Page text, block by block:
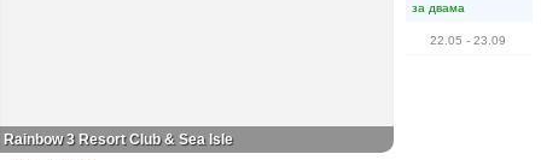
за двама
22.05 - 23.09
Rainbow 3 Resort Club & Sea Isle